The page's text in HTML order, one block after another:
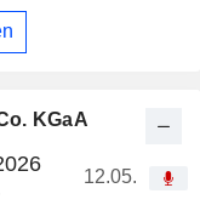
KGaA
12.05.